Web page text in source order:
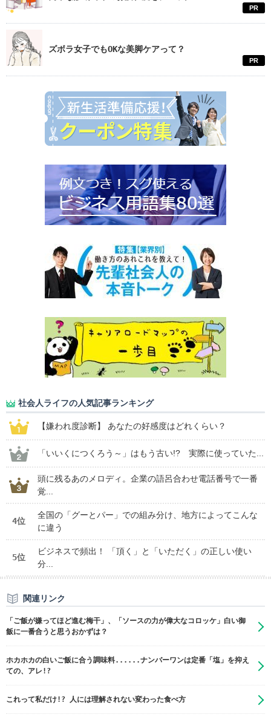
PR
ズボラ女子でもOKな美脚ケアって？
PR
社会人ライフの人気記事ランキング
【嫌われ度診断】 あなたの好感度はどれくらい？
「いいくにつくろう～」はもう古い!? 実際に使っていた...
頭に残るあのメロディ。企業の語呂合わせ電話番号で一番
覚...
4位
全国の「グーとパー」での組み分け、地方によってこんな
に違う
5位
ビジネスで頻出！ 「頂く」と「いただく」の正しい使い
分...
関連リンク
「ご飯が嫌ってほど進む梅干」、「ソースの力が偉大なコロッケ」白い御
飯に一番合うと思うおかずは？
ホカホカの白いご飯に合う調味料......ナンバーワンは定番「塩」を抑え
ての、アレ!?
これって私だけ!? 人には理解されない変わった食べ方